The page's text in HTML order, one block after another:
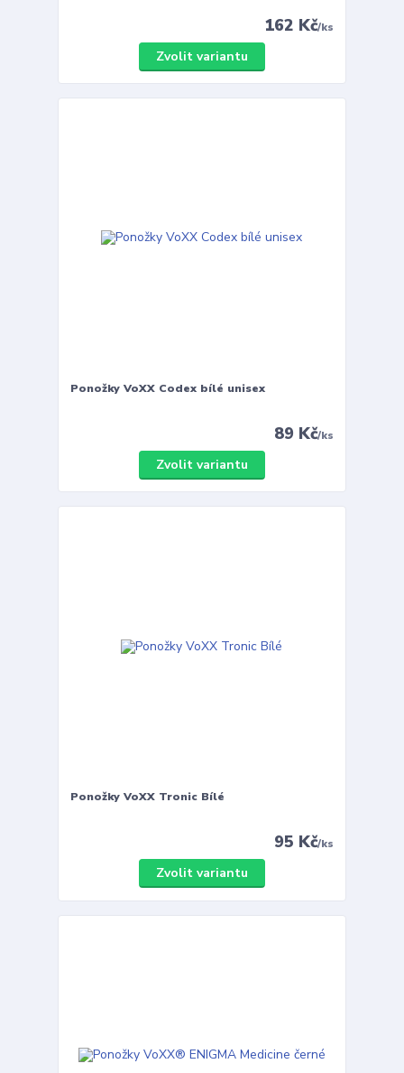
162 Kč/ks
Zvolit variantu
Ponožky VoXX Codex bílé unisex
89 Kč/ks
Zvolit variantu
Ponožky VoXX Tronic Bílé
95 Kč/ks
Zvolit variantu